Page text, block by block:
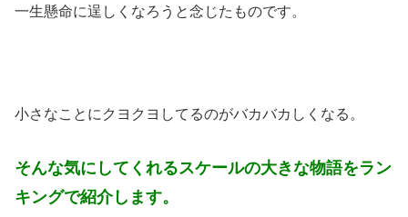
一生懸命に逞しくなろうと念じたものです。
小さなことにクヨクヨしてるのがバカバカしくなる。
そんな気にしてくれるスケールの大きな物語をラン
キングで紹介します。